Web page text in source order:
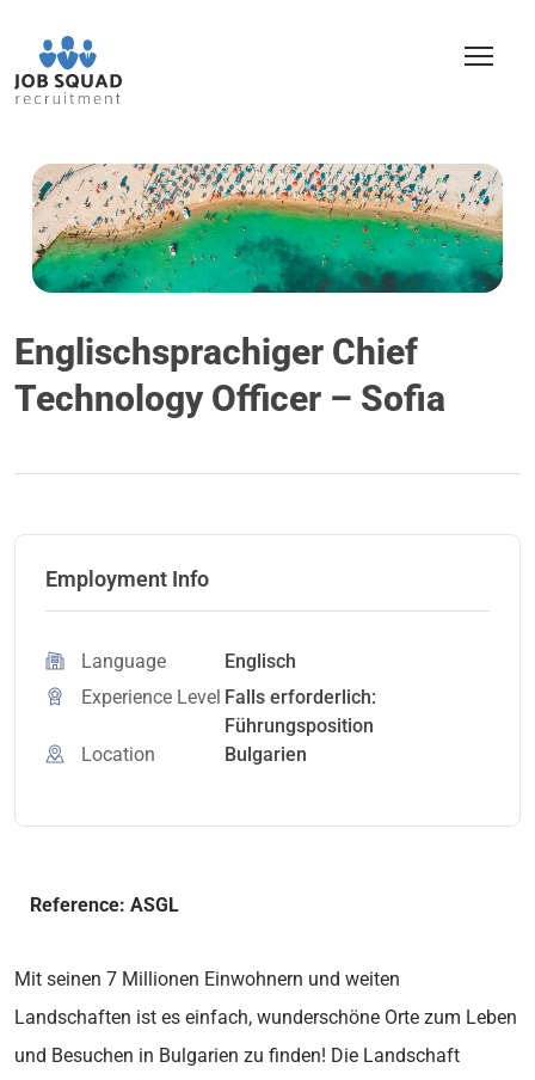
Englischsprachiger Chief
Technology Officer – Sofia
Employment Info
Language
Englisch
Experience Level Falls erforderlich:
Führungsposition
Location
Bulgarien
Reference: ASGL
Mit seinen 7 Millionen Einwohnern und weiten
Landschaften ist es einfach, wunderschöne Orte zum Leben
und Besuchen in Bulgarien zu finden! Die Landschaft